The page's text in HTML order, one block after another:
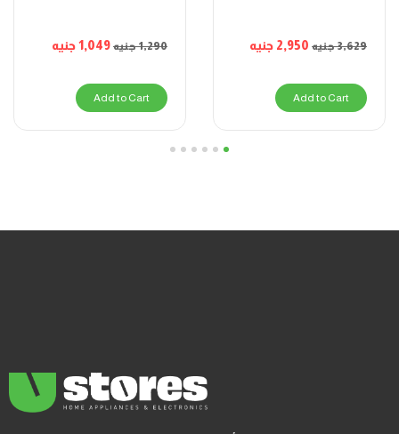
3,629جنيه 2,950 جنيه
Add to Cart
1,290جنيه 1,049جنيه
Add to Cart
1
2